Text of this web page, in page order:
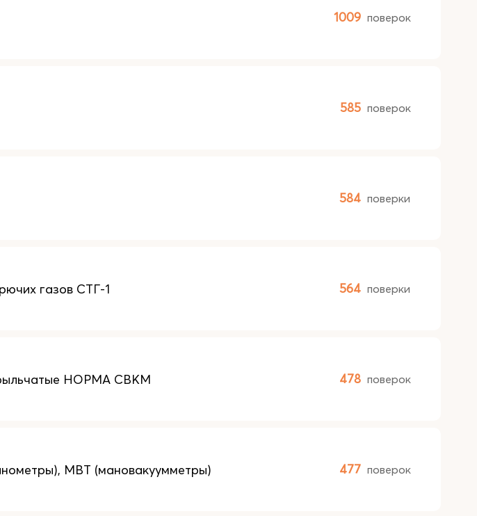
1009 поверок
585 поверок
584 поверки
газов СТГ-1 564 поверки
НОРМА СВКМ 478 поверок
МВТ (мановакуумметры) 477 поверок